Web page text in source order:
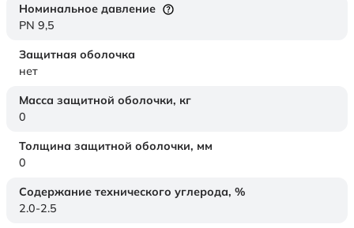
Номинальное давление
PN 9,5
Защитная оболочка
нет
Масса защитной оболочки, кг
0
Толщина защитной оболочки, мм
0
Содержание технического углерода, %
2.0-2.5